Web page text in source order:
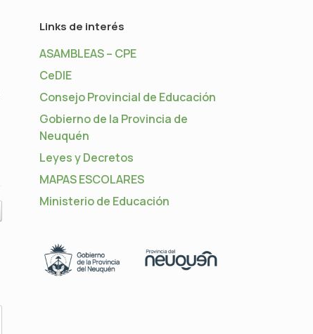
Links de interés
ASAMBLEAS – CPE
CeDIE
Consejo Provincial de Educación
Gobierno de la Provincia de
Neuquén
Leyes y Decretos
MAPAS ESCOLARES
Ministerio de Educación